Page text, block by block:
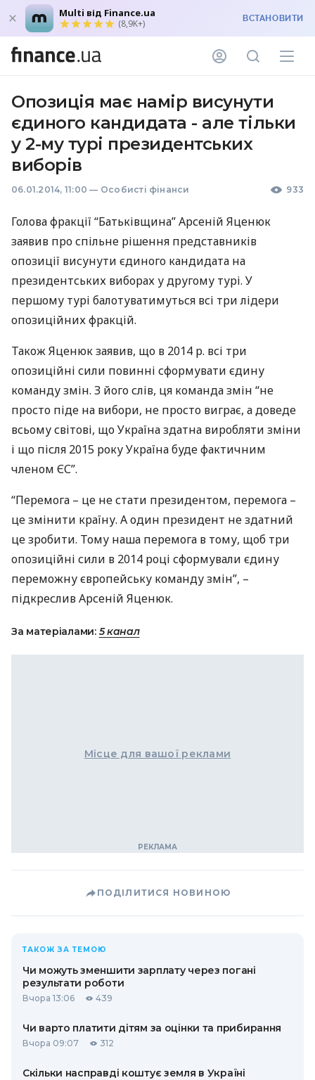
Multi від Finance.ua
(8,9K+) ВСТАНОВИТИ
Опозиція має намір висунути
єдиного кандидата - але тільки
у 2-му турі президентських
виборів
06.01.2014, 11:00 — Особисті фінанси 933
Голова фракції “Батьківщина” Арсеній Яценюк
заявив про спільне рішення представників
опозиції висунути єдиного кандидата на
президентських виборах у другому турі. У
першому турі балотуватимуться всі три лідери
опозиційних фракцій.
Також Яценюк заявив, що в 2014 р. всі три
опозиційні сили повинні сформувати єдину
команду змін. З його слів, ця команда змін “не
просто піде на вибори, не просто виграє, а доведе
всьому світові, що Україна здатна виробляти зміни
і що після 2015 року Україна буде фактичним
членом ЄС”.
“Перемога – це не стати президентом, перемога –
це змінити країну. А один президент не здатний
це зробити. Тому наша перемога в тому, щоб три
опозиційні сили в 2014 році сформували єдину
переможну європейську команду змін”, –
підкреслив Арсеній Яценюк.
За матеріалами: 5 канал
Місце для вашої реклами
ПОДІЛИТИСЯ НОВИНОЮ
ТАКОЖ ЗА ТЕМОЮ
Чи можуть зменшити зарплату через погані
результати роботи
Вчора 13:06 439
Чи варто платити дітям за оцінки та прибирання
Вчора 09:07 312
Скільки насправді коштує земля в Україні